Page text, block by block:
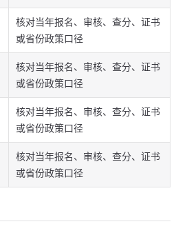
核对当年报名、审核、查分、证书
或省份政策口径
核对当年报名、审核、查分、证书
或省份政策口径
核对当年报名、审核、查分、证书
或省份政策口径
核对当年报名、审核、查分、证书
或省份政策口径